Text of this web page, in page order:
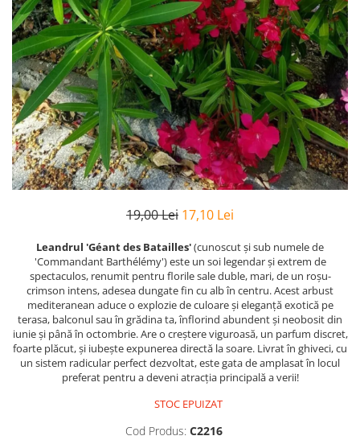
19,00 Lei 17,10 Lei
Leandrul 'Géant des Batailles'(cunoscut și sub numele de
'Commandant Barthélémy') este un soi legendar și extrem de
spectaculos, renumit pentru florile sale duble, mari, de un roșu-
crimson intens, adesea dungate fin cu alb în centru. Acest arbust
mediteranean aduce o explozie de culoare și eleganță exotică pe
terasa, balconul sau în grădina ta, înflorind abundent și neobosit din
iunie și până în octombrie. Are o creștere viguroasă, un parfum discret,
foarte plăcut, și iubește expunerea directă la soare. Livrat în ghiveci, cu
un sistem radicular perfect dezvoltat, este gata de amplasat în locul
preferat pentru a deveni atracția principală a verii!
STOC EPUIZAT
Cod Produs: C2216